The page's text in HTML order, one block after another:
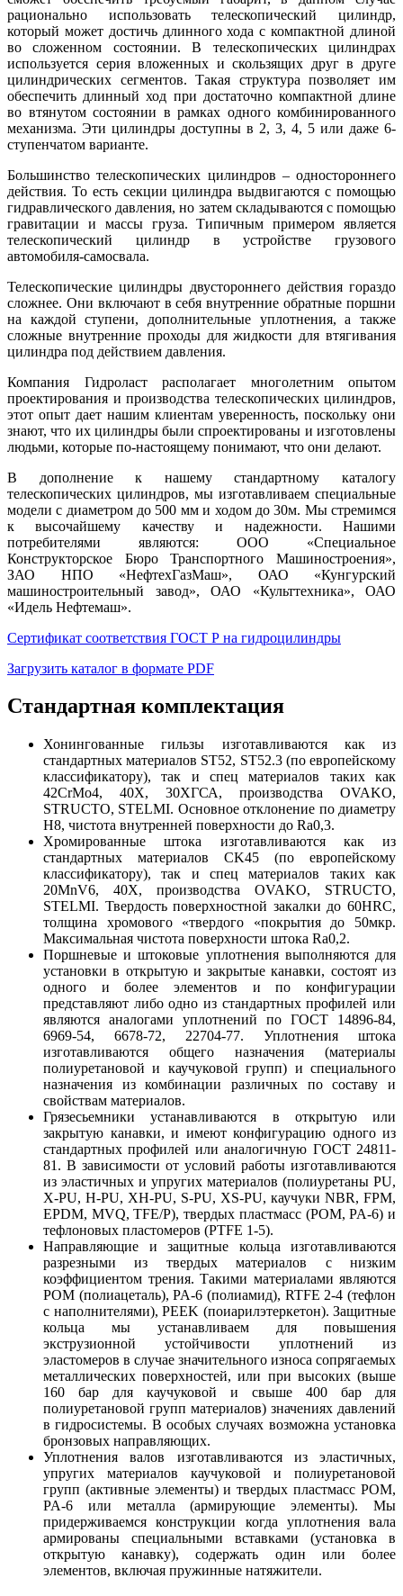
рационально использовать телескопический цилиндр,
который может достичь длинного хода с компактной длиной
во сложенном состоянии. В телескопических цилиндрах
используется серия вложенных и скользящих друг в друге
цилиндрических сегментов. Такая структура позволяет им
обеспечить длинный ход при достаточно компактной длине
во втянутом состоянии в рамках одного комбинированного
механизма. Эти цилиндры доступны в 2, 3, 4, 5 или даже 6-
ступенчатом варианте.
Большинство телескопических цилиндров – одностороннего
действия. То есть секции цилиндра выдвигаются с помощью
гидравлического давления, но затем складываются с помощью
гравитации и массы груза. Типичным примером является
телескопический цилиндр в устройстве грузового
автомобиля-самосвала.
Телескопические цилиндры двустороннего действия гораздо
сложнее. Они включают в себя внутренние обратные поршни
на каждой ступени, дополнительные уплотнения, а также
сложные внутренние проходы для жидкости для втягивания
цилиндра под действием давления.
Компания Гидроласт располагает многолетним опытом
проектирования и производства телескопических цилиндров,
этот опыт дает нашим клиентам уверенность, поскольку они
знают, что их цилиндры были спроектированы и изготовлены
людьми, которые по-настоящему понимают, что они делают.
В дополнение к нашему стандартному каталогу
телескопических цилиндров, мы изготавливаем специальные
модели с диаметром до 500 мм и ходом до 30м. Мы стремимся
к высочайшему качеству и надежности. Нашими
потребителями являются: ООО «Специальное
Конструкторское Бюро Транспортного Машиностроения»,
ЗАО НПО «НефтехГазМаш», ОАО «Кунгурский
машиностроительный завод», ОАО «Культтехника», ОАО
«Идель Нефтемаш».
Сертификат соответствия ГОСТ Р на гидроцилиндры
Загрузить каталог в формате PDF
Стандартная комплектация
Хонингованные гильзы изготавливаются как из
стандартных материалов ST52, ST52.3 (по европейскому
классификатору), так и спец материалов таких как
42CrMo4, 40X, 30ХГСА, производства OVAKO,
STRUCTO, STELMI. Основное отклонение по диаметру
H8, чистота внутренней поверхности до Ra0,3.
Хромированные штока изготавливаются как из
стандартных материалов CK45 (по европейскому
классификатору), так и спец материалов таких как
20MnV6, 40X, производства OVAKO, STRUCTO,
STELMI. Твердость поверхностной закалки до 60HRC,
толщина хромового «твердого «покрытия до 50мкр.
Максимальная чистота поверхности штока Ra0,2.
Поршневые и штоковые уплотнения выполняются для
установки в открытую и закрытые канавки, состоят из
одного и более элементов и по конфигурации
представляют либо одно из стандартных профилей или
являются аналогами уплотнений по ГОСТ 14896-84,
6969-54, 6678-72, 22704-77. Уплотнения штока
изготавливаются общего назначения (материалы
полиуретановой и каучуковой групп) и специального
назначения из комбинации различных по составу и
свойствам материалов.
Грязесьемники устанавливаются в открытую или
закрытую канавки, и имеют конфигурацию одного из
стандартных профилей или аналогичную ГОСТ 24811-
81. В зависимости от условий работы изготавливаются
из эластичных и упругих материалов (полиуретаны PU,
X-PU, H-PU, XH-PU, S-PU, XS-PU, каучуки NBR, FPM,
EPDM, MVQ, TFE/P), твердых пластмасс (POM, PA-6) и
тефлоновых пластомеров (PTFE 1-5).
Направляющие и защитные кольца изготавливаются
разрезными из твердых материалов с низким
коэффициентом трения. Такими материалами являются
POM (полиацеталь), PA-6 (полиамид), RTFE 2-4 (тефлон
с наполнителями), PEEK (поиарилэтеркетон). Защитные
кольца мы устанавливаем для повышения
экструзионной устойчивости уплотнений из
эластомеров в случае значительного износа сопрягаемых
металлических поверхностей, или при высоких (выше
160 бар для каучуковой и свыше 400 бар для
полиуретановой групп материалов) значениях давлений
в гидросистемы. В особых случаях возможна установка
бронзовых направляющих.
Уплотнения валов изготавливаются из эластичных,
упругих материалов каучуковой и полиуретановой
групп (активные элементы) и твердых пластмасс POM,
PA-6 или металла (армирующие элементы). Мы
придерживаемся конструкции когда уплотнения вала
армированы специальными вставками (установка в
открытую канавку), содержать один или более
элементов, включая пружинные натяжители.